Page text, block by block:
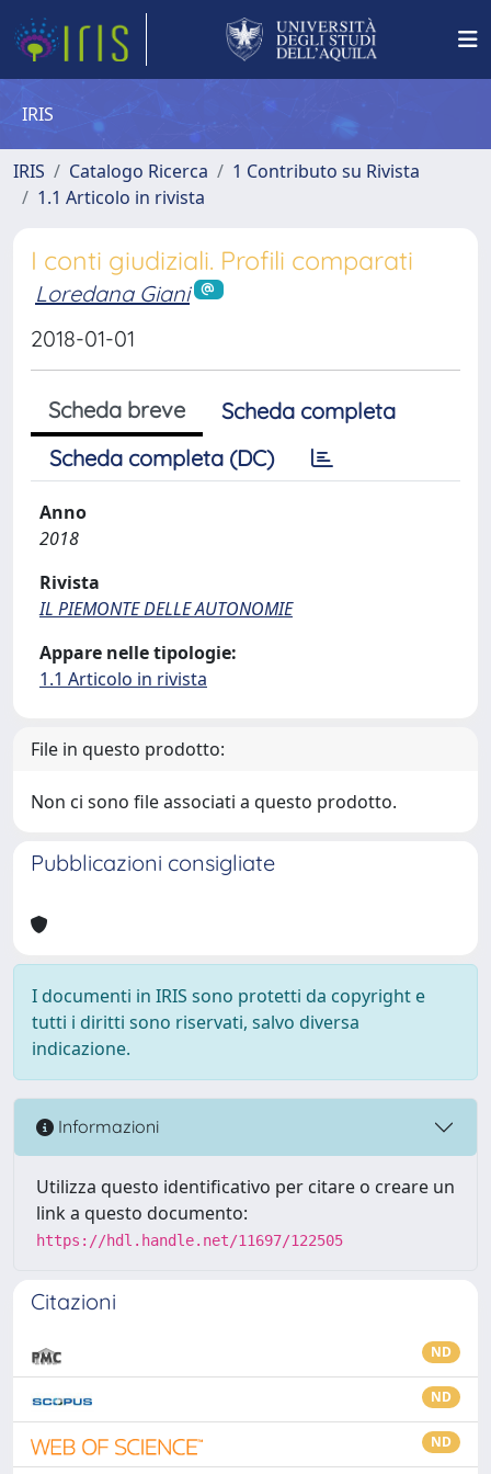
IRIS
IRIS Catalogo Ricerca
1 Contributo su Rivista
1.1 Articolo in rivista
I conti giudiziali. Profili comparati
Loredana Giani
2018-01-01
Scheda breve
Scheda completa
Scheda completa (DC)
Anno
2018
Rivista
IL PIEMONTE DELLE AUTONOMIE
Appare nelle tipologie:
1.1 Articolo in rivista
File in questo prodotto:
Non ci sono file associati a questo prodotto.
Pubblicazioni consigliate
I documenti in IRIS sono protetti da copyright e
tutti i diritti sono riservati, salvo diversa
indicazione.
Informazioni
Utilizza questo identificativo per citare o creare un
link a questo documento:
https://hdl.handle.net/11697/122505
Citazioni
ND
ND
ND